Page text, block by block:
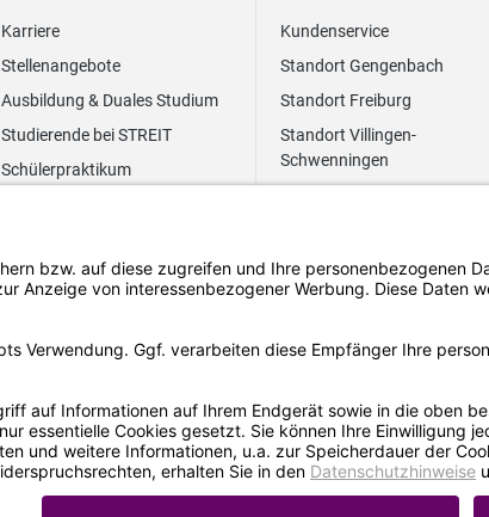
Karriere
Stellenangebote
Ausbildung & Duales Studium
Studierende bei STREIT
Schülerpraktikum
Kundenservice
Standort Gengenbach
Standort Freiburg
Standort Villingen-
Schwenningen